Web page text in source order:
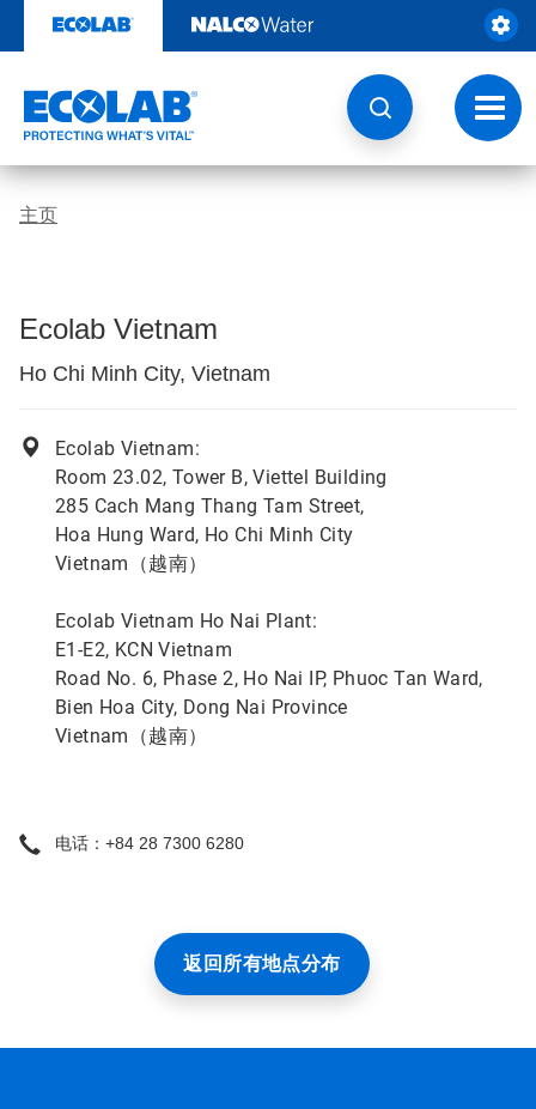
至
切
换
导
航
主页
Ecolab Vietnam
Ho Chi Minh City, Vietnam
Ecolab Vietnam:
Room 23.02, Tower B, Viettel Building
285 Cach Mang Thang Tam Street,
Hoa Hung Ward, Ho Chi Minh City
Vietnam（越南）
Ecolab Vietnam Ho Nai Plant:
E1-E2, KCN Vietnam
Road No. 6, Phase 2, Ho Nai IP, Phuoc Tan Ward,
Bien Hoa City, Dong Nai Province
Vietnam（越南）
电话：+84 28 7300 6280
返回所有地点分布